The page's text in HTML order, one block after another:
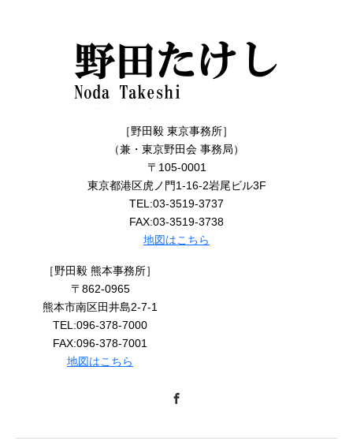
［野田毅 東京事務所］
（兼・東京野田会 事務局）
〒105-0001
東京都港区虎ノ門1-16-2岩尾ビル3F
TEL:03-3519-3737
FAX:03-3519-3738
地図はこちら
［野田毅 熊本事務所］
〒862-0965
熊本市南区田井島2-7-1
TEL:096-378-7000
FAX:096-378-7001
地図はこちら